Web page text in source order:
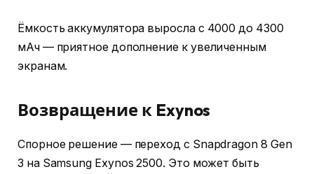
Ёмкость аккумулятора выросла с 4000 до 4300
мАч — приятное дополнение к увеличенным
экранам.
Возвращение к Exynos
Спорное решение — переход с Snapdragon 8 Gen
3 на Samsung Exynos 2500. Это может быть